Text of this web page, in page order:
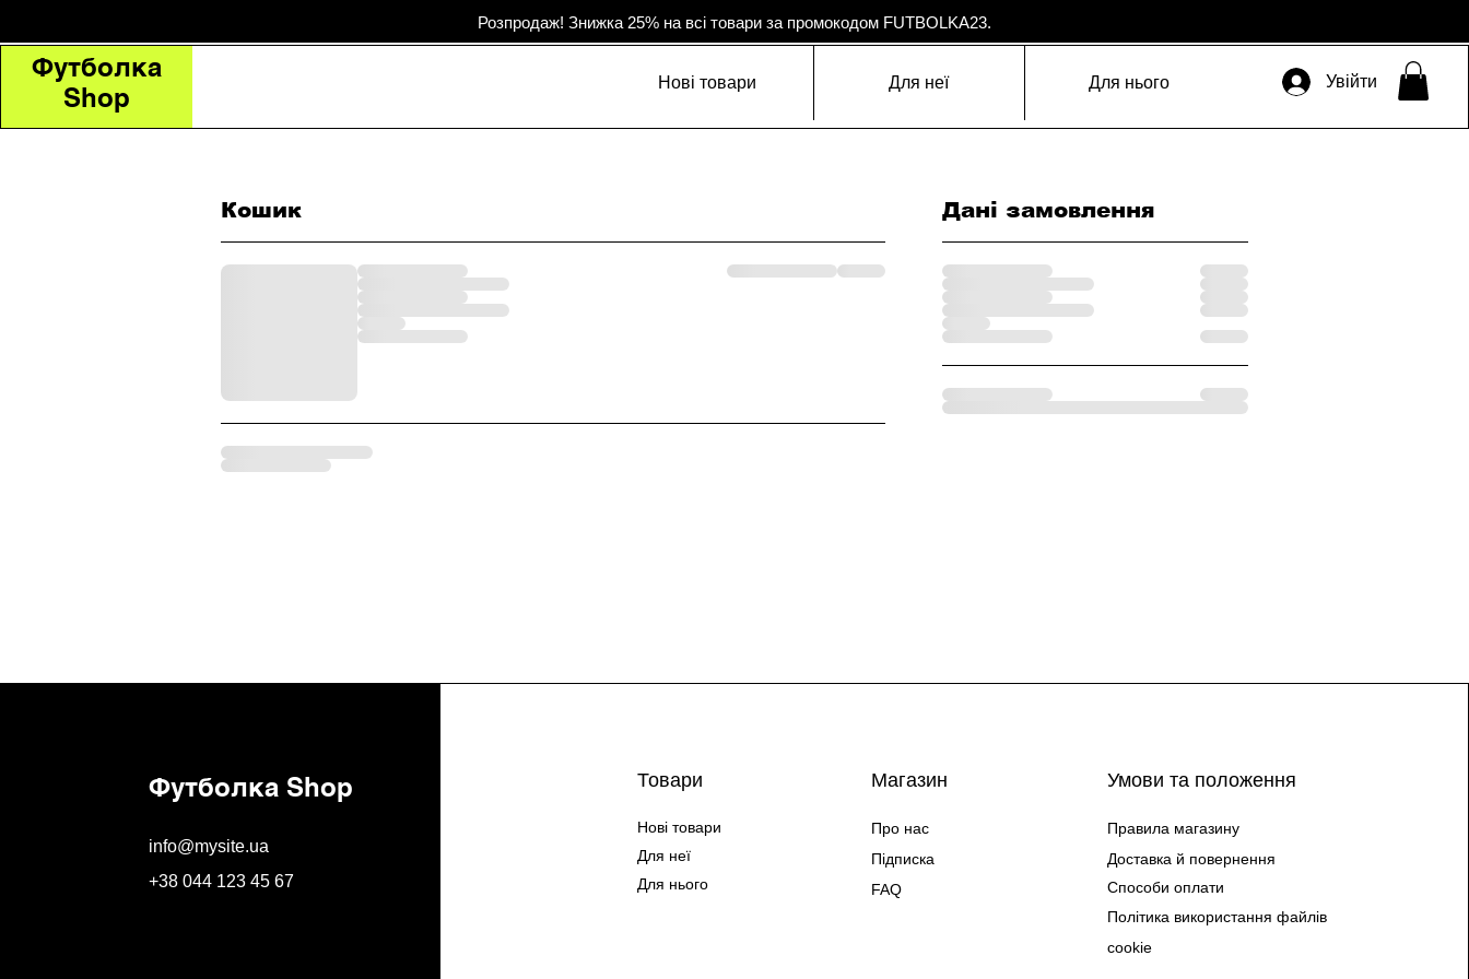
Розпродаж! Знижка 25% на всі товари за промокодом FUTBOLKA23.
Футболка
Shop
Нові товари Для неї Для нього Увійти
Кошик Дані замовлення
Футболка Shop
info@mysite.ua
+38 044 123 45 67
Товари
Нові товари
Для неї
Для нього
Магазин
Про нас
Підписка
FAQ
Умови та положення
Правила магазину
Доставка й повернення
Способи оплати
Політика використання файлів
cookie